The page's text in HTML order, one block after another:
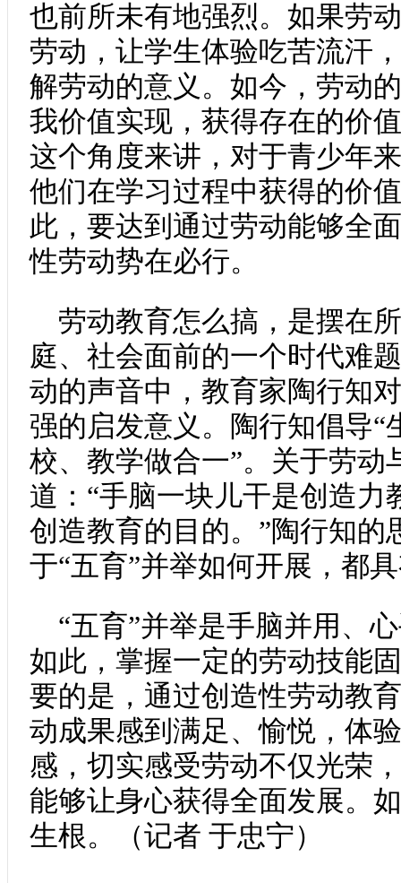
也前所未有地强烈。如果劳
劳动，让学生体验吃苦流汗
解劳动的意义。如今，劳动
我价值实现，获得存在的价
这个角度来讲，对于青少年
他们在学习过程中获得的价
此，要达到通过劳动能够全
性劳动势在必行。
劳动教育怎么搞，是摆在
庭、社会面前的一个时代难
动的声音中，教育家陶行知
强的启发意义。陶行知倡导“
校、教学做合一”。关于劳动
道：“手脑一块儿干是创造力
创造教育的目的。”陶行知的
于“五育”并举如何开展，都
“五育”并举是手脑并用、
如此，掌握一定的劳动技能
要的是，通过创造性劳动教
动成果感到满足、愉悦，体
感，切实感受劳动不仅光荣
能够让身心获得全面发展。
生根。（记者 于忠宁）